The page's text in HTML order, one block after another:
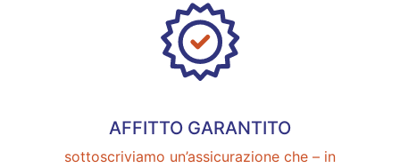
AFFITTO GARANTITO
sottoscriviamo un’assicurazione che – in